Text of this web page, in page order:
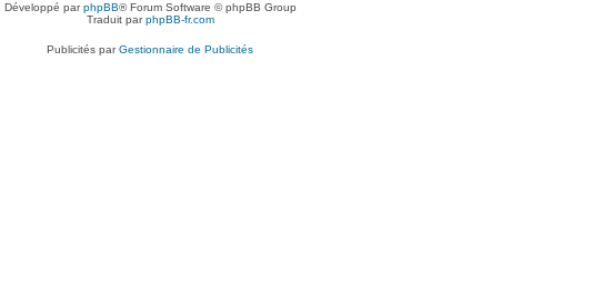
Développé parphpBB® Forum Software © phpBB Group
Traduit parphpBB-fr.com
Publicités parGestionnaire de Publicités